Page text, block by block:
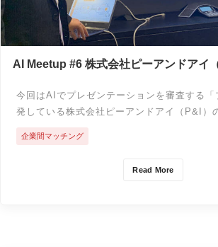
AI Meetup #6 株式会社ピーアンドアイ
今回はAIでプレゼンテーションを審査する「
発している株式会社ピーアンドアイ（P&I）
Read More
企業間マッチング